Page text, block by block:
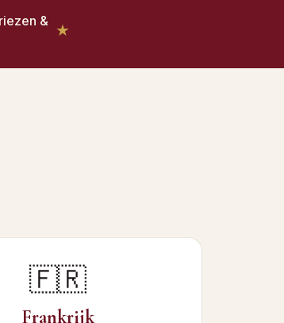
& ★
🇫🇷
Frankrijk